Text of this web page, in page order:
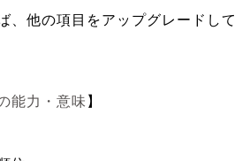
、他の項目をアップグレードして
能力・意味 】